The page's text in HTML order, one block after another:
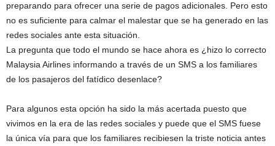
preparando para ofrecer una serie de pagos adicionales. Pero esto
no es suficiente para calmar el malestar que se ha generado en las
redes sociales ante esta situación.
La pregunta que todo el mundo se hace ahora es ¿hizo lo correcto
Malaysia Airlines informando a través de un SMS a los familiares
de los pasajeros del fatídico desenlace?
Para algunos esta opción ha sido la más acertada puesto que
vivimos en la era de las redes sociales y puede que el SMS fuese
la única vía para que los familiares recibiesen la triste noticia antes